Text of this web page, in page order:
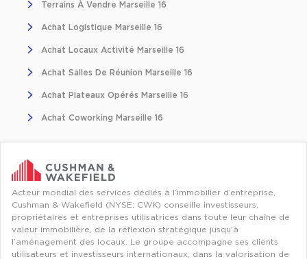
Terrains À Vendre Marseille 16
Achat Logistique Marseille 16
Achat Locaux Activité Marseille 16
Achat Salles De Réunion Marseille 16
Achat Plateaux Opérés Marseille 16
Achat Coworking Marseille 16
Acteur mondial des services dédiés à l’immobilier d’entreprise,
Cushman & Wakefield (NYSE: CWK) conseille investisseurs,
propriétaires et entreprises utilisatrices dans toute leur chaîne de
valeur immobilière, de la réflexion stratégique jusqu’à
l’aménagement des locaux. Le groupe accompagne ses clients
utilisateurs et investisseurs internationaux, dans la valorisation de